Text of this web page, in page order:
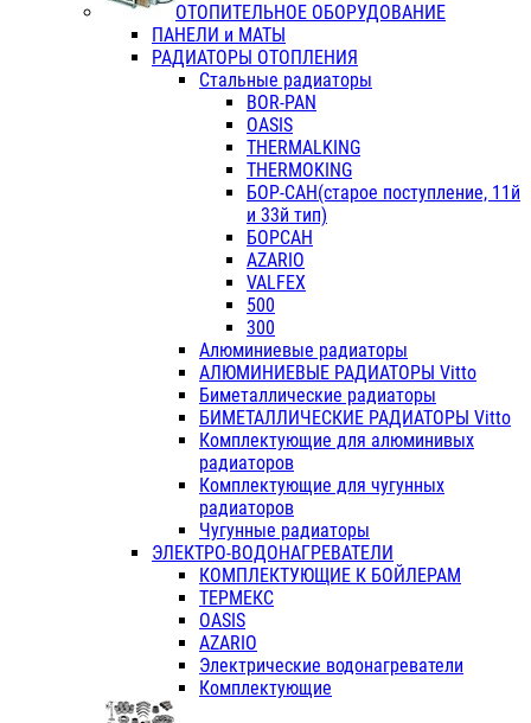
ОТОПИТЕЛЬНОЕ ОБОРУДОВАНИЕ
ПАНЕЛИ и МАТЫ
РАДИАТОРЫ ОТОПЛЕНИЯ
Стальные радиаторы
BOR-PAN
OASIS
THERMALKING
THERMOKING
БОР-САН(старое поступление, 11й
и 33й тип)
БОРСАН
AZARIO
VALFEX
500
300
Алюминиевые радиаторы
АЛЮМИНИЕВЫЕ РАДИАТОРЫ Vitto
Биметаллические радиаторы
БИМЕТАЛЛИЧЕСКИЕ РАДИАТОРЫ Vitto
Комплектующие для алюминивых
радиаторов
Комплектующие для чугунных
радиаторов
Чугунные радиаторы
ЭЛЕКТРО-ВОДОНАГРЕВАТЕЛИ
КОМПЛЕКТУЮЩИЕ К БОЙЛЕРАМ
ТЕРМЕКС
OASIS
AZARIO
Электрические водонагреватели
Комплектующие